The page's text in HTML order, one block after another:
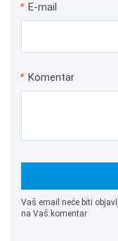
* E-mail
* Komentar
Vaš email neće biti
na Vaš komentar